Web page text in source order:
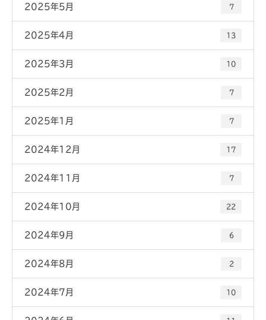
2025年5月 7
2025年4月 13
2025年3月 10
2025年2月 7
2025年1月 7
2024年12月 17
2024年11月 7
2024年10月 22
2024年9月 6
2024年8月 2
2024年7月 10